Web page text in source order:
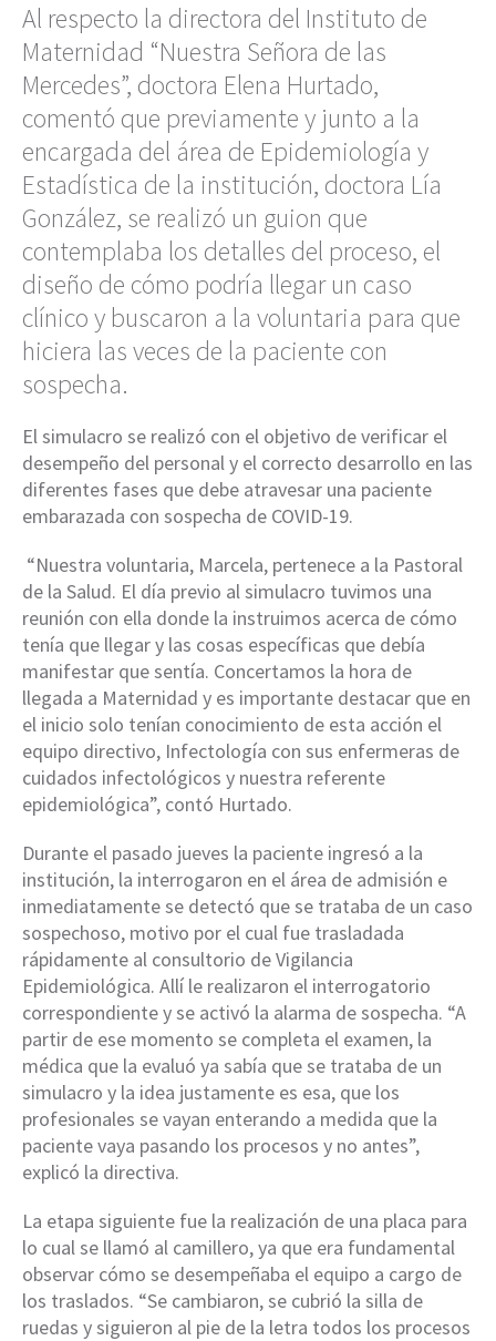
Al respecto la directora del Instituto de
Maternidad “Nuestra Señora de las
Mercedes”, doctora Elena Hurtado,
comentó que previamente y junto a la
encargada del área de Epidemiología y
Estadística de la institución, doctora Lía
González, se realizó un guion que
contemplaba los detalles del proceso, el
diseño de cómo podría llegar un caso
clínico y buscaron a la voluntaria para que
hiciera las veces de la paciente con
sospecha.
El simulacro se realizó con el objetivo de verificar el
desempeño del personal y el correcto desarrollo en las
diferentes fases que debe atravesar una paciente
embarazada con sospecha de COVID-19.
“Nuestra voluntaria, Marcela, pertenece a la Pastoral
de la Salud. El día previo al simulacro tuvimos una
reunión con ella donde la instruimos acerca de cómo
tenía que llegar y las cosas específicas que debía
manifestar que sentía. Concertamos la hora de
llegada a Maternidad y es importante destacar que en
el inicio solo tenían conocimiento de esta acción el
equipo directivo, Infectología con sus enfermeras de
cuidados infectológicos y nuestra referente
epidemiológica”, contó Hurtado.
Durante el pasado jueves la paciente ingresó a la
institución, la interrogaron en el área de admisión e
inmediatamente se detectó que se trataba de un caso
sospechoso, motivo por el cual fue trasladada
rápidamente al consultorio de Vigilancia
Epidemiológica. Allí le realizaron el interrogatorio
correspondiente y se activó la alarma de sospecha. “A
partir de ese momento se completa el examen, la
médica que la evaluó ya sabía que se trataba de un
simulacro y la idea justamente es esa, que los
profesionales se vayan enterando a medida que la
paciente vaya pasando los procesos y no antes”,
explicó la directiva.
La etapa siguiente fue la realización de una placa para
lo cual se llamó al camillero, ya que era fundamental
observar cómo se desempeñaba el equipo a cargo de
los traslados. “Se cambiaron, se cubrió la silla de
ruedas y siguieron al pie de la letra todos los procesos